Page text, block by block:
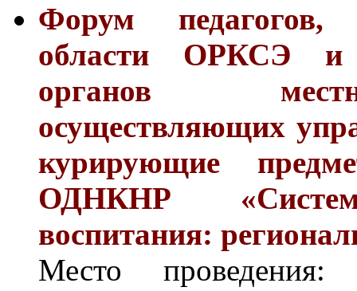
Форум педагогов,
области ОРКСЭ и
органов
осуществляющих
курирующие
ОДНКНР «Система
воспитания:
Место